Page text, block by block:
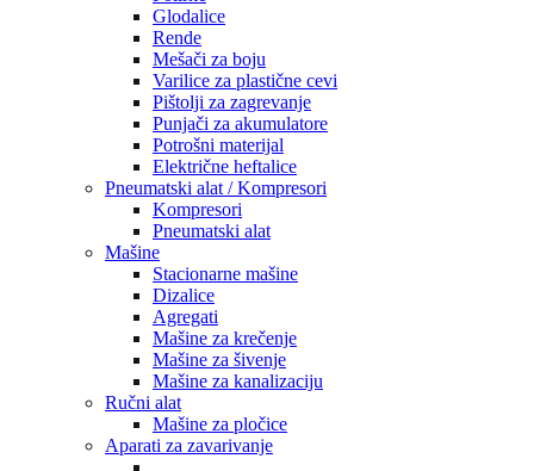
Glodalice
Rende
Mešači za boju
Varilice za plastične cevi
Pištolji za zagrevanje
Punjači za akumulatore
Potrošni materijal
Električne heftalice
Pneumatski alat / Kompresori
Kompresori
Pneumatski alat
Mašine
Stacionarne mašine
Dizalice
Agregati
Mašine za krečenje
Mašine za šivenje
Mašine za kanalizaciju
Ručni alat
Mašine za pločice
Aparati za zavarivanje